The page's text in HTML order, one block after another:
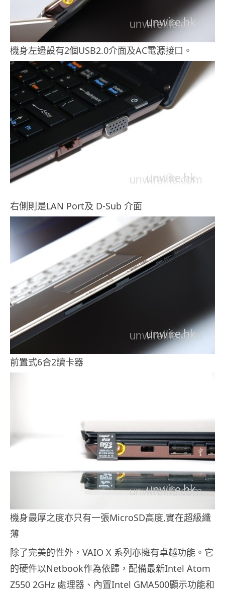
機身左邊設有2個USB2.0介面及AC電源接口。
右側則是LAN Port及 D-Sub 介面
前置式6合2讀卡器
機身最厚之度亦只有一張MicroSD高度,實在超級纖
薄
除了完美的性外，VAIO X 系列亦擁有卓越功能。它
的硬件以Netbook作為依歸，配備最新Intel Atom
Z550 2GHz 處理器、內置Intel GMA500顯示功能和